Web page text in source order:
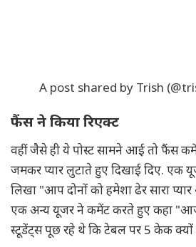
A post shared by Trish
फैंस ने किया रिएक्ट
वहीं जैसे ही ये पोस्ट सामने आई तो फैंस
जमकर प्यार लुटाते हुए दिखाई दिए. एक
लिखा "आप दोनों को हमेशा ढेर सारा
एक अन्य यूजर ने कमेंट करते हुए कहा
स्टूडेंट्स पूछ रहे थे कि टेबल पर 5 केक